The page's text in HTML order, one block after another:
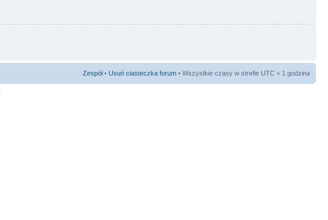
Zespół• Usuń ciasteczka forum • Wszystkie czasy w strefie UTC + 1 godzina